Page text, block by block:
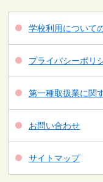
学校利用について
プライバシーポリ
第一種取扱業に関
お問い合わせ
サイトマップ